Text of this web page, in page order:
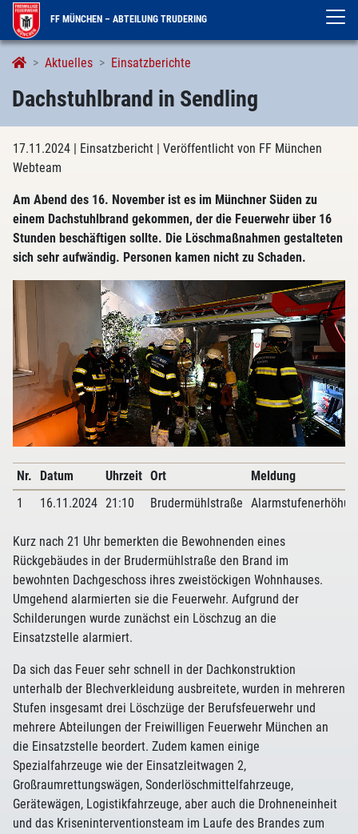
FF MÜNCHEN – ABTEILUNG TRUDERING
Aktuelles Einsatzberichte
Dachstuhlbrand in Sendling
17.11.2024 | Einsatzbericht | Veröffentlicht von FF München
Webteam
Am Abend des 16. November ist es im Münchner Süden zu
einem Dachstuhlbrand gekommen, der die Feuerwehr über 16
Stunden beschäftigen sollte. Die Löschmaßnahmen gestalteten
sich sehr aufwändig. Personen kamen nicht zu Schaden.
Nr. Datum Uhrzeit Ort
Meldung
1
16.11.2024 21:10 Brudermühlstraße
Kurz nach 21 Uhr bemerkten die Bewohnenden eines
Rückgebäudes in der Brudermühlstraße den Brand im
bewohnten Dachgeschoss ihres zweistöckigen Wohnhauses.
Umgehend alarmierten sie die Feuerwehr. Aufgrund der
Schilderungen wurde zunächst ein Löschzug an die
Einsatzstelle alarmiert.
Da sich das Feuer sehr schnell in der Dachkonstruktion
unterhalb der Blechverkleidung ausbreitete, wurden in mehreren
Stufen insgesamt drei Löschzüge der Berufsfeuerwehr und
mehrere Abteilungen der Freiwilligen Feuerwehr München an
die Einsatzstelle beordert. Zudem kamen einige
Spezialfahrzeuge wie der Einsatzleitwagen 2,
Großraumrettungswägen, Sonderlöschmittelfahrzeuge,
Gerätewägen, Logistikfahrzeuge, aber auch die Drohneneinheit
und das Kriseninterventionsteam im Laufe des Brandes zum